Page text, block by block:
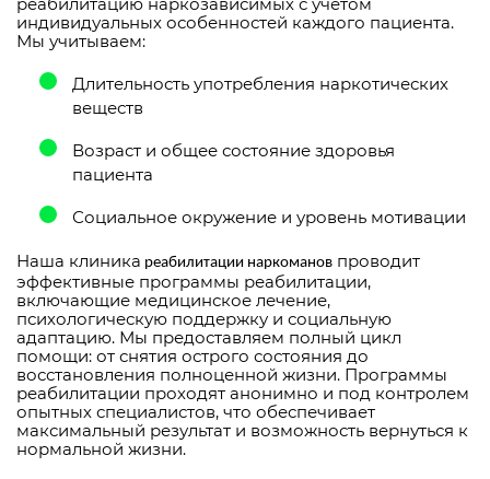
индивидуальных особенностей каждого пациента.
Мы учитываем:
Длительность употребления наркотических
веществ
Возраст и общее состояние здоровья
пациента
Социальное окружение и уровень мотивации
Наша клиника реабилитации наркоманов проводит
эффективные программы реабилитации,
включающие медицинское лечение,
психологическую поддержку и социальную
адаптацию. Мы предоставляем полный цикл
помощи: от снятия острого состояния до
восстановления полноценной жизни. Программы
реабилитации проходят анонимно и под контролем
опытных специалистов, что обеспечивает
максимальный результат и возможность вернуться к
нормальной жизни.